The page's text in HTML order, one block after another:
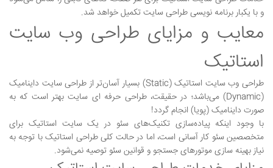
و با یکبار برنامه نویسی طراحی سایت تکمیل خواهد شد.
معایب و مزایای طراحی وب سایت
استاتیک
طراحی وب سایت استاتیک (Static) بسیار آسان‌تر از طراحی سایت داینامیک
(Dynamic) می‌باشد؛ در حقیقت، طراحی حرفه ای سایت بهتر است که به
صورت داینامیک (پویا) انجام ‌گردد!
با وجود اینکه پیاده‌سازی تکنیک‌های سئو در یک سایت استاتیک برای
متخصصین سئو کار آسانی است، اما در حالت کلی طراحی استاتیک با توجه به
نیاز بهینه سازی موتورهای جستجو و قوانین سئو توصیه نمی‌شود.